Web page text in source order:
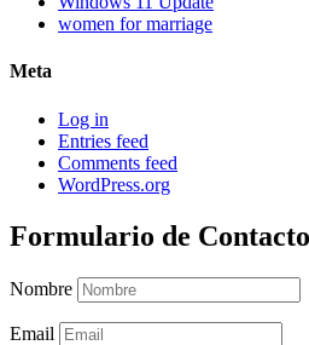
women for marriage
Meta
Log in
Entries feed
Comments feed
WordPress.org
Formulario de Contacto
Nombre
Email